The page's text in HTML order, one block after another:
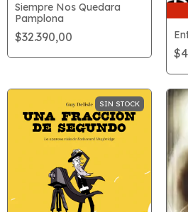
Siempre Nos Quedara
Pamplona
$32.390,00
SIN STOCK